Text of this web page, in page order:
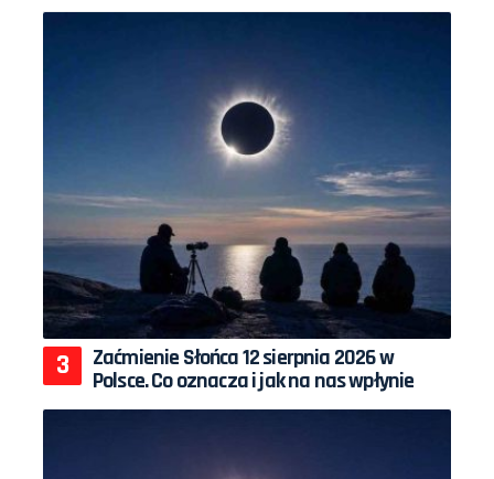
Zaćmienie Słońca 12 sierpnia 2026 w
Polsce. Co oznacza i jak na nas wpłynie